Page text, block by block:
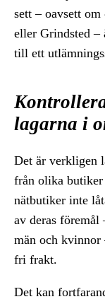
sett – oavsett
eller Grindsted –
till ett
lagarna i
Det är verkligen
från olika butiker
nätbutiker inte
av deras föremål
män och kvinnor
fri frakt.
Det kan